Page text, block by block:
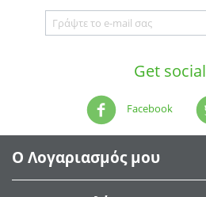
Get social
Facebook
Ο Λογαριασμός μου